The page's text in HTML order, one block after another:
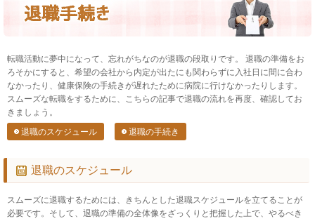
転職活動に夢中になって、忘れがちなのが退職の段取りです。 退職の準備をお
ろそかにすると、希望の会社から内定が出たにも関わらずに入社日に間に合わ
なかったり、健康保険の手続きが遅れたために病院に行けなかったりします。
スムーズな転職をするために、こちらの記事で退職の流れを再度、確認してお
きましょう。
退職のスケジュール
退職の手続き
退職のスケジュール
スムーズに退職するためには、きちんとした退職スケジュールを立てることが
必要です。そして、退職の準備の全体像をざっくりと把握した上で、やるべき